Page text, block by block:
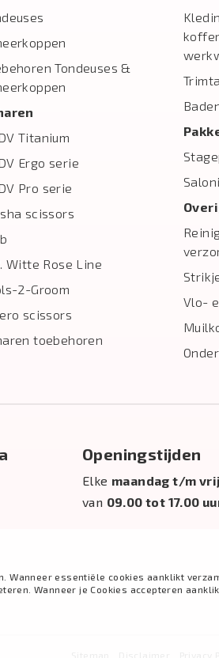
Tondeuses &
Titanium
Ergo serie
Pro serie
scissors
Witte Rose Line
2-Groom
scissors
toebehoren
Vlo-
Openingstijden
Elke maandag t/m
van 09.00 tot 17.00
Wanneer essentiële cookies aanklikt
Wanneer je Cookies accepteren